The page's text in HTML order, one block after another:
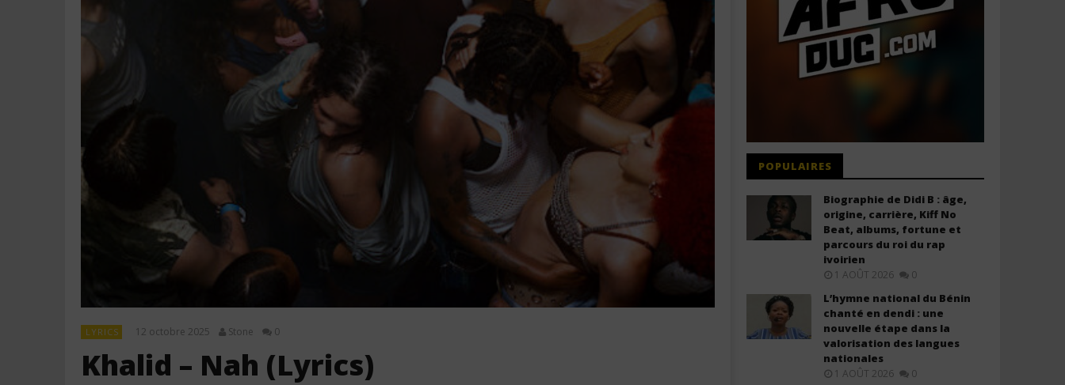
LYRICS 12 octobre 2025 Stone 0
Khalid – Nah (Lyrics)
POPULAIRES
Biographie de Didi B : âge,
origine, carrière, Kiff No
Beat, albums, fortune et
parcours du roi du rap
ivoirien
1 AOÛT 2026 0
L’hymne national du Bénin
chanté en dendi : une
nouvelle étape dans la
valorisation des langues
nationales
1 AOÛT 2026 0